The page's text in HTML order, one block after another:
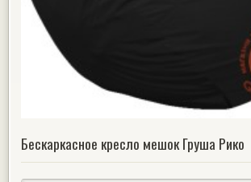
Бескаркасное кресло мешок Груша Рико